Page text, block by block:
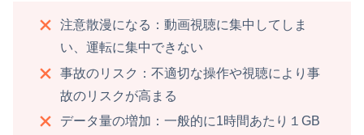
注意散漫になる：動画視聴に集中してしま
い、運転に集中できない
事故のリスク：不適切な操作や視聴により事
故のリスクが高まる
データ量の増加：一般的に1時間あたり１GB